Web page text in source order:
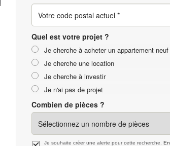
Quel est votre projet ?
Je cherche à acheter un appartement neuf
Je cherche une location
Je cherche à investir
Je n'ai pas de projet
Combien de pièces ?
Je souhaite créer une alerte pour cette recherche. En